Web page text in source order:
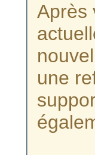
Après
une